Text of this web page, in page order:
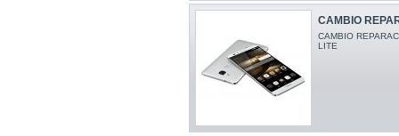
CAMBIO
CAMBIO
LITE